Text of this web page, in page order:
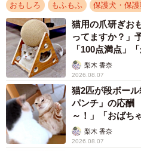
おもしろ もふもふ 保護犬・保
猫用の爪研ぎお
ってますか？」
「100点満点」
梨木 香奈
2026.08.07
猫2匹が段ボー
パンチ」の応酬
～！」「おばち
梨木 香奈
2026.08.07